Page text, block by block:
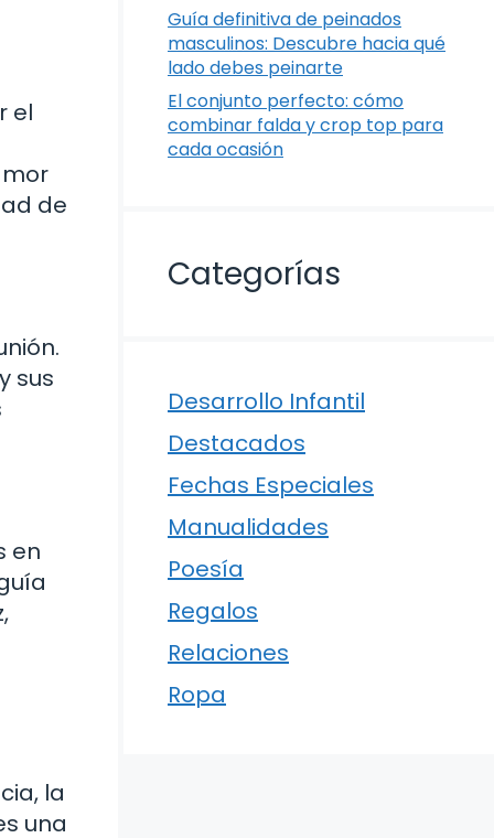
el
de
sus
en
la
una
Guía definitiva de peinados
masculinos: Descubre hacia qué
lado debes peinarte
El conjunto perfecto: cómo
combinar falda y crop top para
cada ocasión
Categorías
Desarrollo Infantil
Destacados
Fechas Especiales
Manualidades
Poesía
Regalos
Relaciones
Ropa